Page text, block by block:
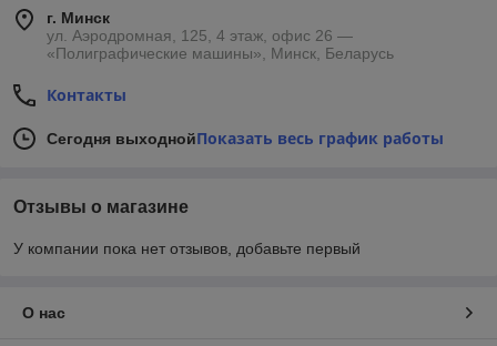
г. Минск
ул. Аэродромная, 125, 4 этаж, офис 26 —
«Полиграфические машины», Минск, Беларусь
Контакты
Сегодня выходнойПоказать весь график работы
Отзывы о магазине
У компании пока нет отзывов, добавьте первый
О нас